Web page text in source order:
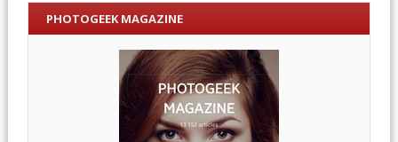
PHOTOGEEK MAGAZINE